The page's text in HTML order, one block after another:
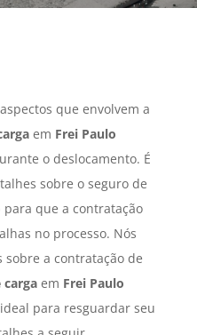
que envolvem a
em Frei Paulo
o deslocamento. É
sobre o seguro de
para que a contratação
no processo. Nós
a contratação de
em Frei Paulo
para resguardar seu